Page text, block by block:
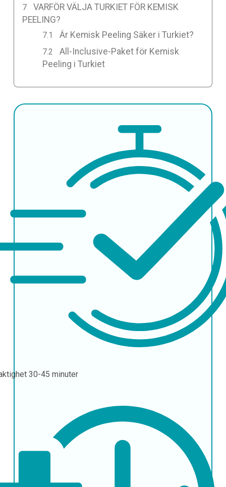
VARFÖR VÄLJA TURKIET FÖR KEMISK
PEELING?
Är Kemisk Peeling Säker i Turkiet?
All-Inclusive-Paket för Kemisk
Peeling i Turkiet
30-45 minuter